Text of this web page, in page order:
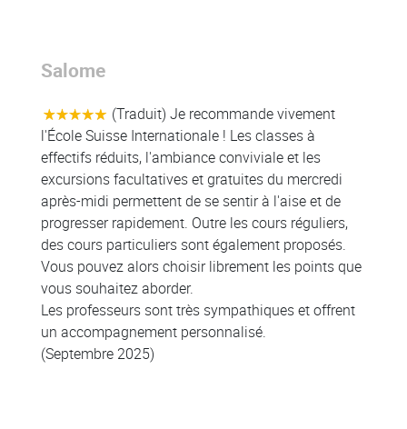
Colonne
Salome
(Traduit) Je recommande vivement
l'École Suisse Internationale ! Les classes à
effectifs réduits, l'ambiance conviviale et les
excursions facultatives et gratuites du mercredi
après-midi permettent de se sentir à l'aise et de
progresser rapidement. Outre les cours réguliers,
des cours particuliers sont également proposés.
Vous pouvez alors choisir librement les points que
vous souhaitez aborder.
Les professeurs sont très sympathiques et offrent
un accompagnement personnalisé.
(Septembre 2025)